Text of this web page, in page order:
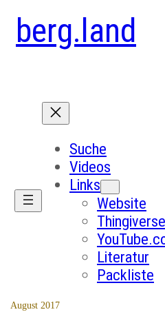
berg.land
Suche
Videos
Links
Website
Literatur
Packliste
August 2017